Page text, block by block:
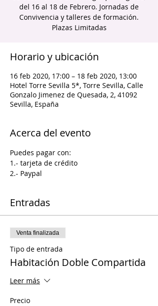
del 16 al 18 de Febrero. Jornadas de
Convivencia y talleres de formación.
Plazas Limitadas
Horario y ubicación
16 feb 2020, 17:00 – 18 feb 2020, 13:00
Hotel Torre Sevilla 5*, Torre Sevilla, Calle
Gonzalo Jimenez de Quesada, 2, 41092
Sevilla, España
Acerca del evento
Puedes pagar con:
1.- tarjeta de crédito
2.- Paypal
Entradas
Venta finalizada
Tipo de entrada
Habitación Doble Compartida
Leer más
Precio